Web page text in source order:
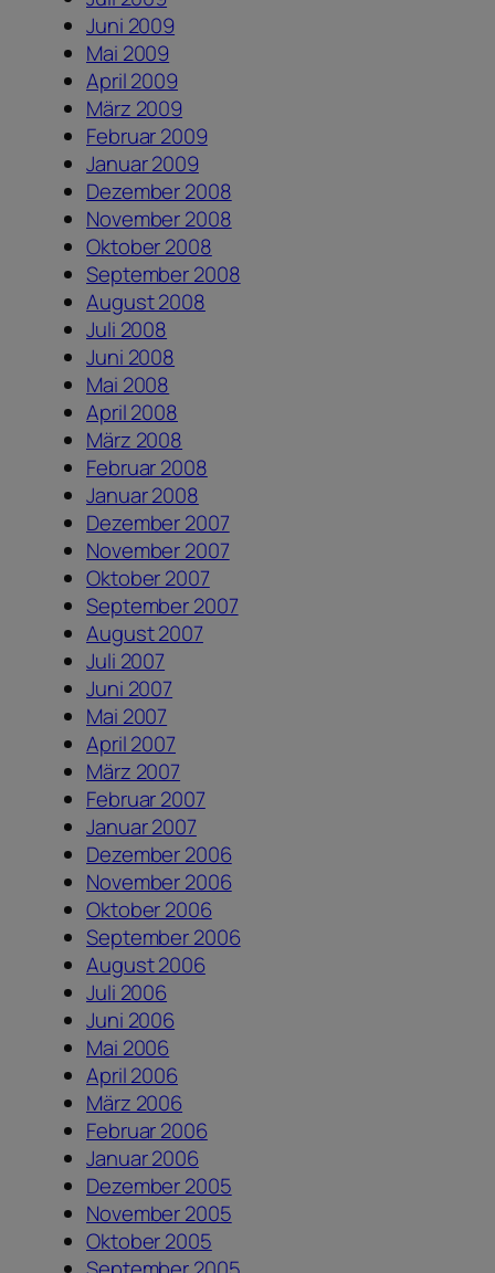
Juni 2009
Mai 2009
April 2009
März 2009
Februar 2009
Januar 2009
Dezember 2008
November 2008
Oktober 2008
September 2008
August 2008
Juli 2008
Juni 2008
Mai 2008
April 2008
März 2008
Februar 2008
Januar 2008
Dezember 2007
November 2007
Oktober 2007
September 2007
August 2007
Juli 2007
Juni 2007
Mai 2007
April 2007
März 2007
Februar 2007
Januar 2007
Dezember 2006
November 2006
Oktober 2006
September 2006
August 2006
Juli 2006
Juni 2006
Mai 2006
April 2006
März 2006
Februar 2006
Januar 2006
Dezember 2005
November 2005
Oktober 2005